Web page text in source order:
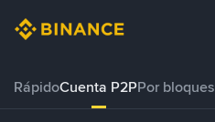
RápidoCuenta P2PPor bloques